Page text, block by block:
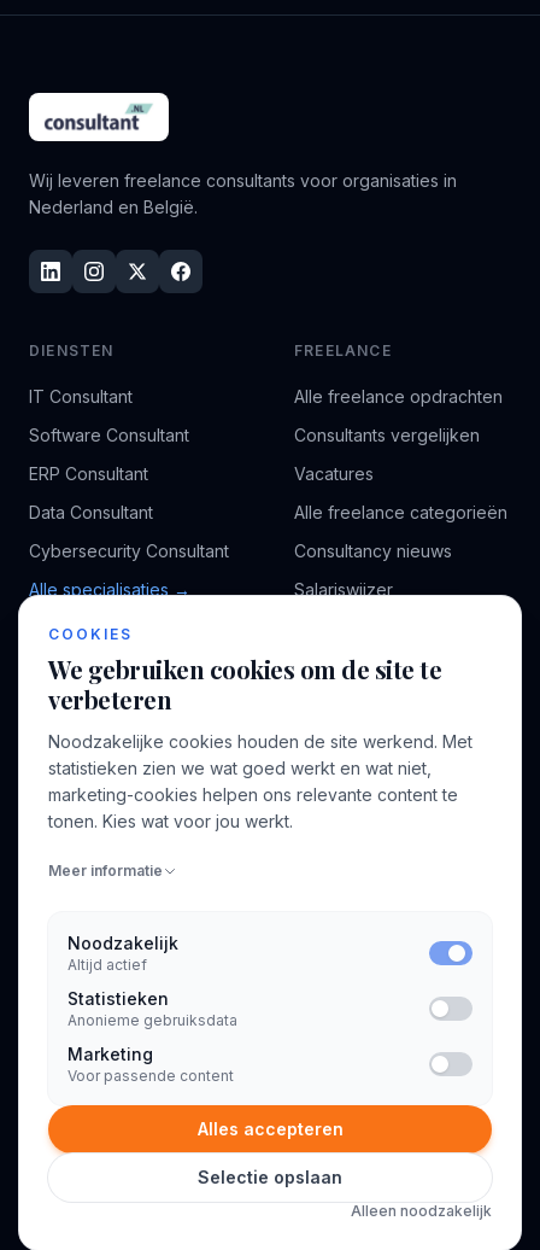
Wij leveren freelance consultants voor organisaties in
Nederland en België.
DIENSTEN
IT Consultant
Software Consultant
ERP Consultant
Data Consultant
Cybersecurity Consultant
Alle specialisaties →
FREELANCE
Alle freelance opdrachten
Consultants vergelijken
Vacatures
Alle freelance categorieën
Consultancy nieuws
Salariswijzer
BEDRIJF
Over ons
Voor opdrachtgevers
Profiel aanmaken
INFORMATIE
Algemene voorwaarden
Privacyverklaring
© 2026 Consultant.nl. Alle rechten voorbehouden.
COOKIES
We gebruiken cookies om de site te
verbeteren
Noodzakelijke cookies houden de site werkend. Met
statistieken zien we wat goed werkt en wat niet,
marketing-cookies helpen ons relevante content te
tonen. Kies wat voor jou werkt.
Meer informatie
Noodzakelijk
Altijd actief
Statistieken
Anonieme gebruiksdata
Marketing
Voor passende content
Alles accepteren
Selectie opslaan
Alleen noodzakelijk